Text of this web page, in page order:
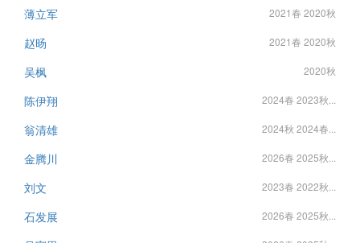
薄立军 2021春 2020秋
赵旸 2021春 2020秋
吴枫 2020秋
陈伊翔 2024春 2023秋...
翁清雄 2024秋 2024春...
金腾川 2026春 2025秋...
刘文 2023春 2022秋...
石发展 2026春 2025秋...